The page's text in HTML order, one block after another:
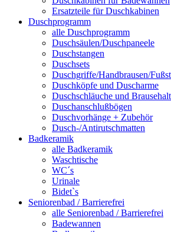
Ersatzteile für Duschkabinen
Duschprogramm
alle Duschprogramm
Duschsäulen/Duschpaneele
Duschstangen
Duschsets
Duschgriffe/Handbrausen/
Duschköpfe und Duscharme
Duschschläuche und
Duschanschlußbögen
Duschvorhänge + Zubehör
Dusch-/Antirutschmatten
Badkeramik
alle Badkeramik
Waschtische
WC´s
Urinale
Bidet`s
Seniorenbad / Barrierefrei
alle Seniorenbad / Barrierefrei
Badewannen